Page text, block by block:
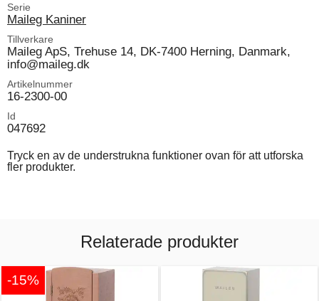
Serie
Maileg Kaniner
Tillverkare
Maileg ApS, Trehuse 14, DK-7400 Herning, Danmark,
info@maileg.dk
Artikelnummer
16-2300-00
Id
047692
Tryck en av de understrukna funktioner ovan för att utforska
fler produkter.
Relaterade produkter
-15%